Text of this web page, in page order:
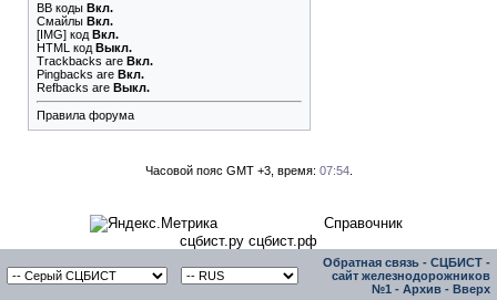
BB коды Вкл.
Смайлы Вкл.
[IMG] код Вкл.
HTML код Выкл.
Trackbacks are Вкл.
Pingbacks are Вкл.
Refbacks are Выкл.
Правила форума
Часовой пояс GMT +3, время: 07:54.
Справочник
сцбист.ру сцбист.рф
Обратная связь - СЦБИСТ -
сайт железнодорожников
№1 - Архив - Вверх